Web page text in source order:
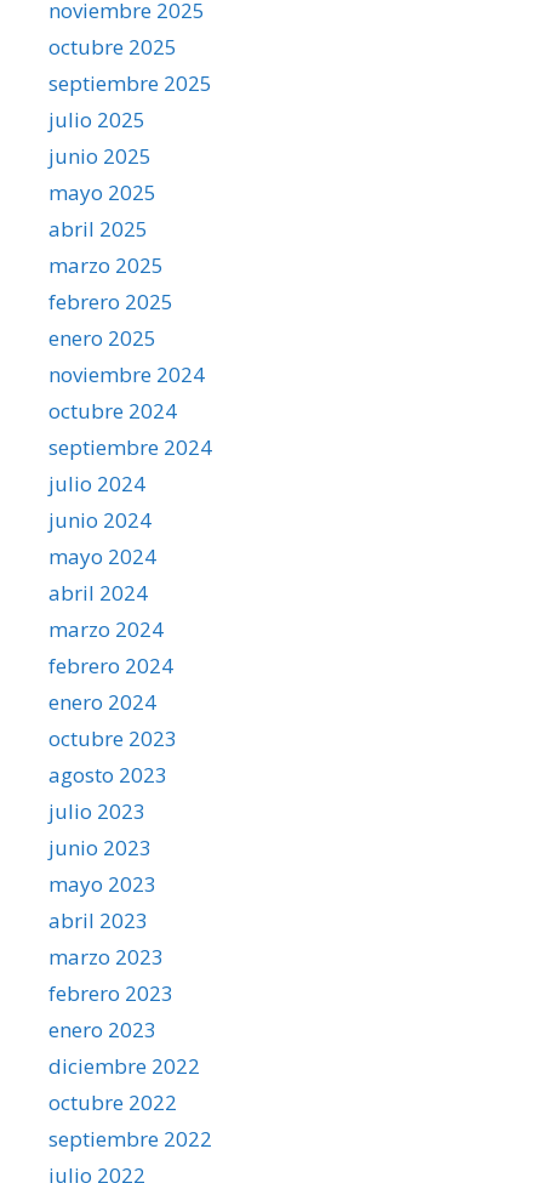
noviembre 2025
octubre 2025
septiembre 2025
julio 2025
junio 2025
mayo 2025
abril 2025
marzo 2025
febrero 2025
enero 2025
noviembre 2024
octubre 2024
septiembre 2024
julio 2024
junio 2024
mayo 2024
abril 2024
marzo 2024
febrero 2024
enero 2024
octubre 2023
agosto 2023
julio 2023
junio 2023
mayo 2023
abril 2023
marzo 2023
febrero 2023
enero 2023
diciembre 2022
octubre 2022
septiembre 2022
julio 2022